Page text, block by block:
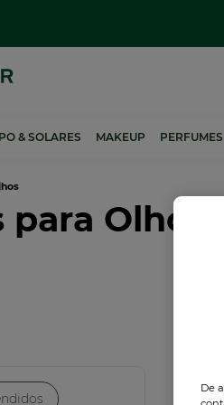
& SOLARES MAKEUP PERFUMES
para Olhos
De